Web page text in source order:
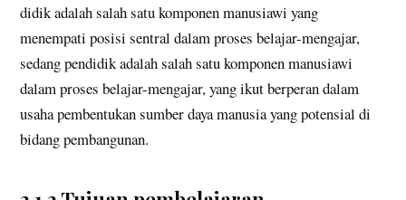
didik adalah salah satu komponen manusiawi yang
menempati posisi sentral dalam proses belajar-mengajar,
sedang pendidik adalah salah satu komponen manusiawi
dalam proses belajar-mengajar, yang ikut berperan dalam
usaha pembentukan sumber daya manusia yang potensial di
bidang pembangunan.